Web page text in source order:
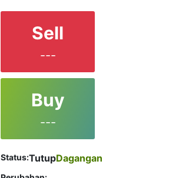
Sell
---
Buy
---
Status:TutupDagangan